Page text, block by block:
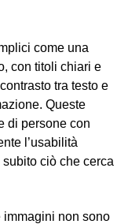
come una
con titoli chiari e
tra testo e
Queste
di persone con
l’usabilità
ciò che cerca
non sono